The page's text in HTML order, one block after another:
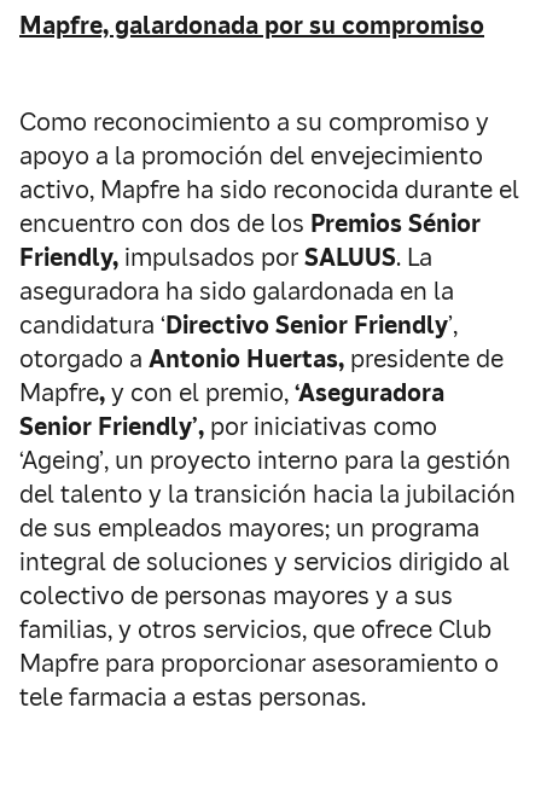
Mapfre, galardonada por su compromiso
Como reconocimiento a su compromiso y
apoyo a la promoción del envejecimiento
activo, Mapfre ha sido reconocida durante el
encuentro con dos de los Premios Sénior
Friendly, impulsados porSALUUS. La
aseguradora ha sido galardonada en la
candidatura ‘Directivo Senior Friendly’,
otorgado a Antonio Huertas, presidente de
Mapfre,y con el premio,‘Aseguradora
Senior Friendly’, por iniciativas como
‘Ageing’, un proyecto interno para la gestión
del talento y la transición hacia la jubilación
de sus empleados mayores; un programa
integral de soluciones y servicios dirigido al
colectivo de personas mayores y a sus
familias, y otros servicios, que ofrece Club
Mapfre para proporcionar asesoramiento o
tele farmacia a estas personas.